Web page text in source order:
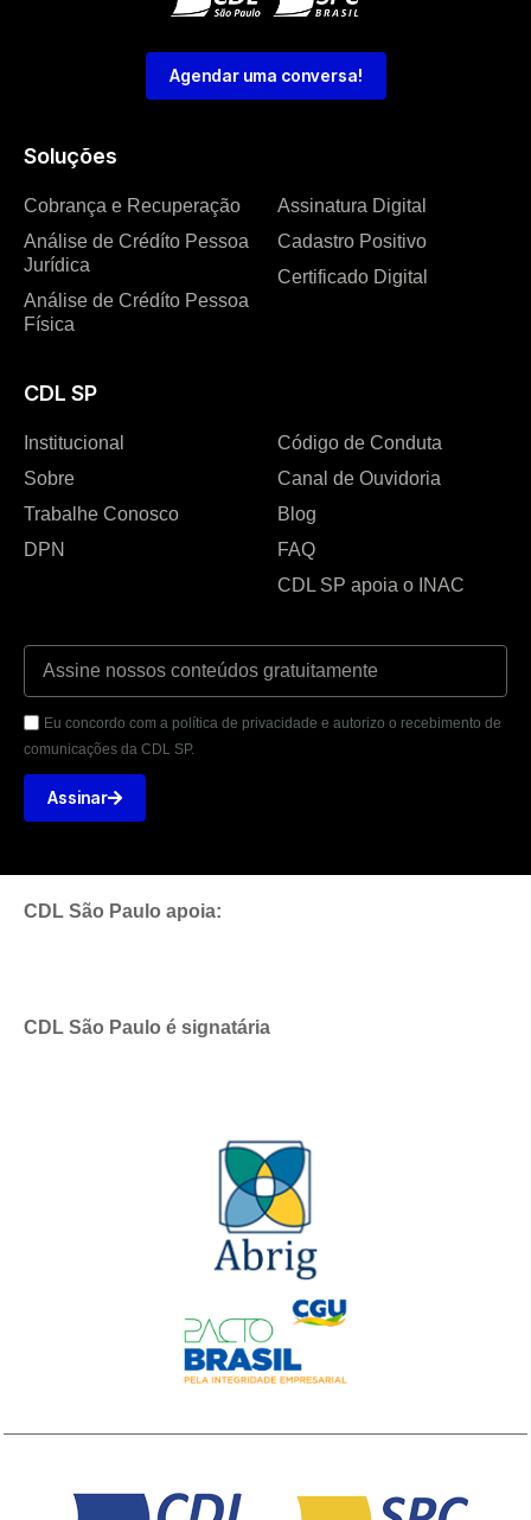
Soluções
Cobrança e Recuperação
Análise de Crédíto Pessoa
Jurídica
Análise de Crédíto Pessoa
Física
Assinatura Digital
Cadastro Positivo
Certificado Digital
CDL SP
Institucional
Sobre
Trabalhe Conosco
DPN
Código de Conduta
Canal de Ouvidoria
Blog
FAQ
CDL SP apoia o INAC
Eu concordo com a política de privacidade e autorizo o recebimento de
comunicações da CDL SP.
Assinar
Agendar uma conversa!
CDL São Paulo apoia:
CDL São Paulo é signatária